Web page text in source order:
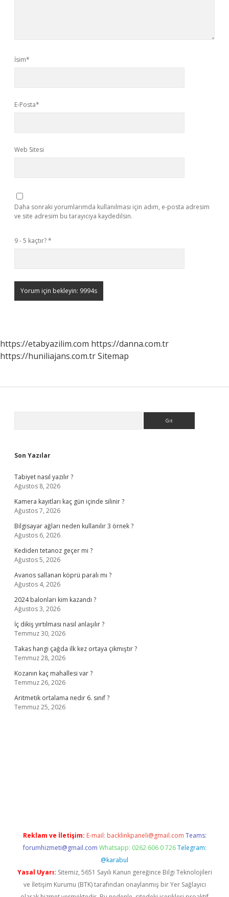
İsim*
E-Posta*
Web Sitesi
Daha sonraki yorumlarımda kullanılması için adım, e-posta adresim
ve site adresim bu tarayıcıya kaydedilsin.
9 - 5 kaçtır?*
https://etabyazilim.com https://danna.com.tr
https://huniliajans.com.trSitemap
Son Yazılar
Tabiyet nasıl yazılır ?
Ağustos 8, 2026
Kamera kayıtları kaç gün içinde silinir ?
Ağustos 7, 2026
Bilgisayar ağları neden kullanılır 3 örnek ?
Ağustos 6, 2026
Kediden tetanoz geçer mi ?
Ağustos 5, 2026
Avanos sallanan köprü paralı mı ?
Ağustos 4, 2026
2024 balonları kim kazandı ?
Ağustos 3, 2026
İç dikiş yırtılması nasıl anlaşılır ?
Temmuz 30, 2026
Takas hangi çağda ilk kez ortaya çıkmıştır ?
Temmuz 28, 2026
Kozanın kaç mahallesi var ?
Temmuz 26, 2026
Aritmetik ortalama nedir 6. sınıf ?
Temmuz 25, 2026
Reklam ve İletişim: E-mail: backlinkpaneli@gmail.com Teams:
forumhizmeti@gmail.com Whatsapp: 0262 606 0 726 Telegram:
@karabul
Yasal Uyarı: Sitemiz, 5651 Sayılı Kanun gereğince Bilgi Teknolojileri
ve İletişim Kurumu (BTK) tarafından onaylanmış bir Yer Sağlayıcı